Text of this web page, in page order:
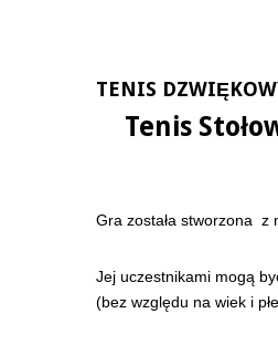
TENIS
Tenis
Gra została stworzona z
Jej uczestnikami mogą
(bez względu na wiek i